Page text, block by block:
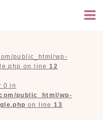
public_html/wp-
on line12
0 in
public_html/wp-
on line13